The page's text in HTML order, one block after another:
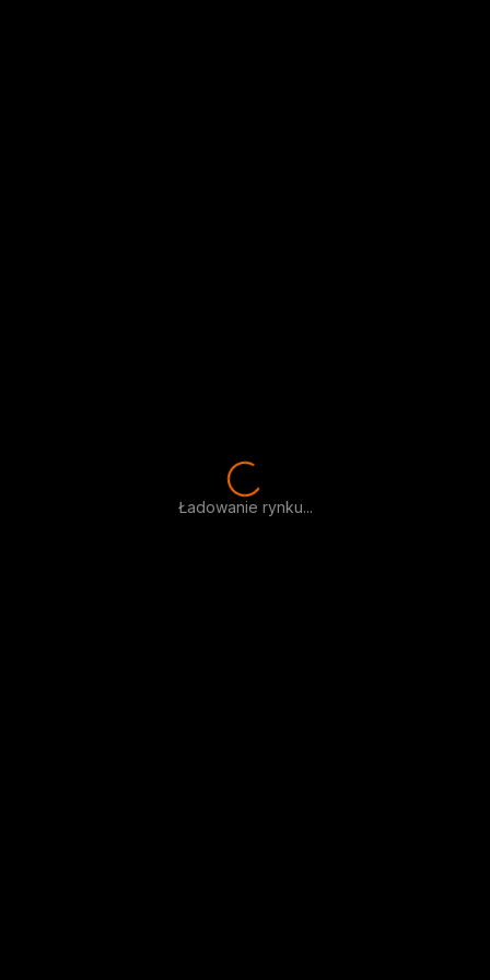
Ładowanie rynku...